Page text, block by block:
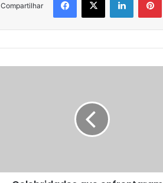
Compartilhar